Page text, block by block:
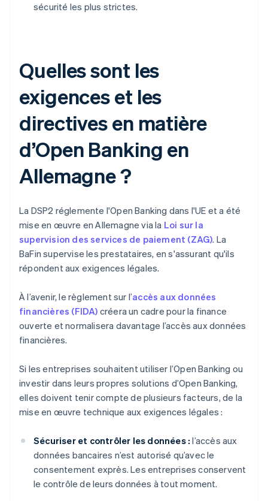
sécurité les plus strictes.
Quelles sont les
exigences et les
directives en matière
d’Open Banking en
Allemagne ?
La DSP2 réglemente l'Open Banking dans l'UE et a été
mise en œuvre en Allemagne via la Loi sur la
supervision des services de paiement (ZAG). La
BaFin supervise les prestataires, en s'assurant qu'ils
répondent aux exigences légales.
À l’avenir, le règlement sur l’accès aux données
financières (FIDA) créera un cadre pour la finance
ouverte et normalisera davantage l’accès aux données
financières.
Si les entreprises souhaitent utiliser l’Open Banking ou
investir dans leurs propres solutions d’Open Banking,
elles doivent tenir compte de plusieurs facteurs, de la
mise en œuvre technique aux exigences légales :
Sécuriser et contrôler les données : l’accès aux
données bancaires n’est autorisé qu’avec le
consentement exprès. Les entreprises conservent
le contrôle de leurs données à tout moment.